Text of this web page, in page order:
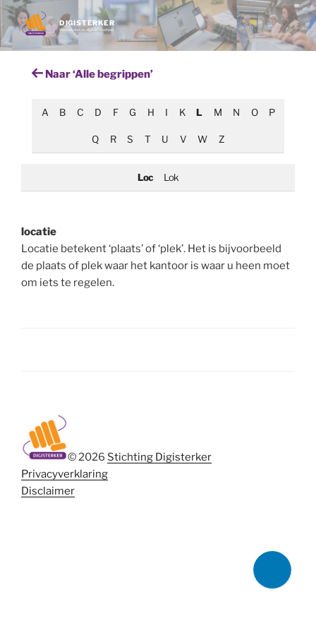
Ga
naar
de
DIGISTERKER
Werken met de digitale overheid
Naar ‘Alle begrippen’
A B C D F G H I K L M N O P
Q R S T U V W Z
Loc Lok
locatie
Locatie betekent ‘plaats’ of ‘plek’. Het is bijvoorbeeld
de plaats of plek waar het kantoor is waar u heen moet
om iets te regelen.
© 2026 Stichting Digisterker
Privacyverklaring
Disclaimer